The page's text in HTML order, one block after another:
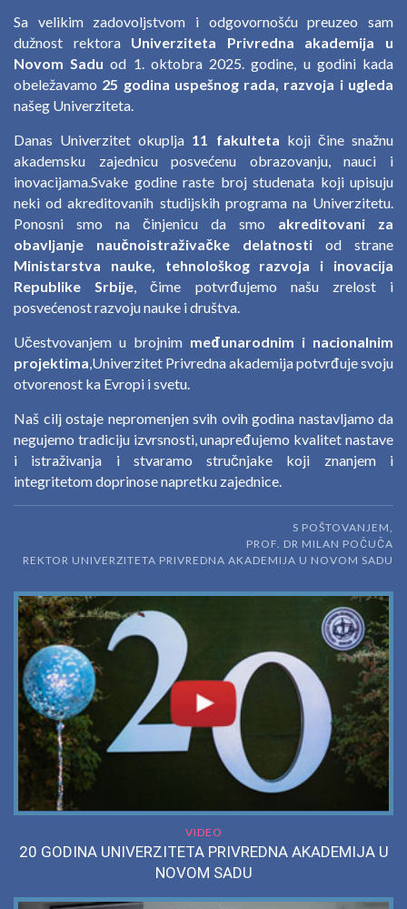
Sa velikim zadovoljstvom i odgovornošću preuzeo sam
dužnost rektora Univerziteta Privredna akademija u
Novom Sadu od 1. oktobra 2025. godine, u godini kada
obeležavamo 25 godina uspešnog rada, razvoja i ugleda
našeg Univerziteta.
Danas Univerzitet okuplja 11 fakulteta koji čine snažnu
akademsku zajednicu posvećenu obrazovanju, nauci i
inovacijama.Svake godine raste broj studenata koji upisuju
neki od akreditovanih studijskih programa na Univerzitetu.
Ponosni smo na činjenicu da smo akreditovani za
obavljanje naučnoistraživačke delatnosti od strane
Ministarstva nauke, tehnološkog razvoja i inovacija
Republike Srbije , čime potvrđujemo našu zrelost i
posvećenost razvoju nauke i društva.
Učestvovanjem u brojnim međunarodnim i nacionalnim
projektima ,Univerzitet Privredna akademija potvrđuje svoju
otvorenost ka Evropi i svetu.
Naš cilj ostaje nepromenjen svih ovih godina nastavljamo da
negujemo tradiciju izvrsnosti, unapređujemo kvalitet nastave
i istraživanja i stvaramo stručnjake koji znanjem i
integritetom doprinose napretku zajednice.
S POŠTOVANJEM,
PROF. DR MILAN POČUČA
REKTOR UNIVERZITETA PRIVREDNA AKADEMIJA U NOVOM SADU
VIDEO
20 GODINA UNIVERZITETA PRIVREDNA AKADEMIJA U
NOVOM SADU